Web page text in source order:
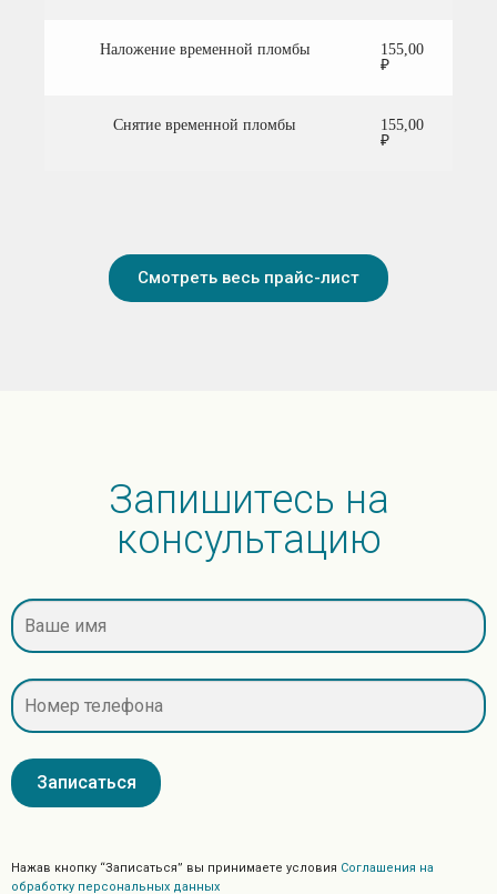
Наложение временной пломбы
155,00
₽
Снятие временной пломбы
155,00
₽
Смотреть весь прайс-лист
Запишитесь на
консультацию
Нажав кнопку “Записаться” вы принимаете условия Соглашения на
обработку персональных данных